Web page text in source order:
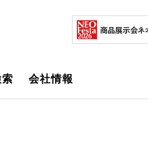
会社情報